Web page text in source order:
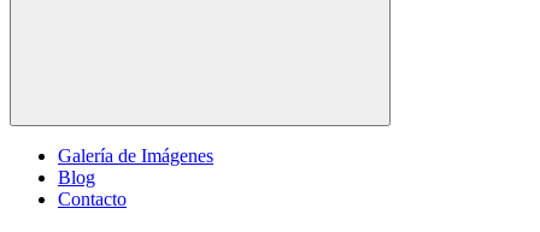
Galería de Imágenes
Blog
Contacto